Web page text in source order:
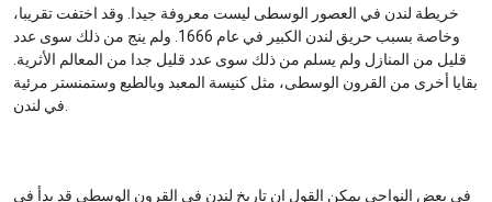
خريطة لندن في العصور الوسطى ليست معروفة جيدا. وقد اختفت تقريبا،
وخاصة بسبب حريق لندن الكبير في عام 1666. ولم ينج من ذلك سوى عدد
قليل من المنازل ولم يسلم من ذلك سوى عدد قليل جدا من المعالم الأثرية.
بقايا أخرى من القرون الوسطى، مثل كنيسة المعبد وبالطبع وستمنستر مرئية
في بعض النواحي يمكن القول إن تاريخ لندن في القرون الوسطى قد بدأ في